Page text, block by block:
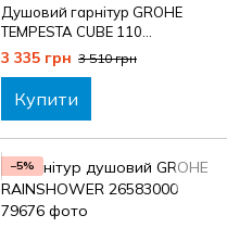
Душовий гарнітур GROHE
TEMPESTA CUBE 110
27929003
3 335 грн 3 510 грн
Купити
−5%